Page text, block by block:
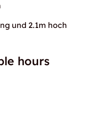
und 2.1m hoch
hours